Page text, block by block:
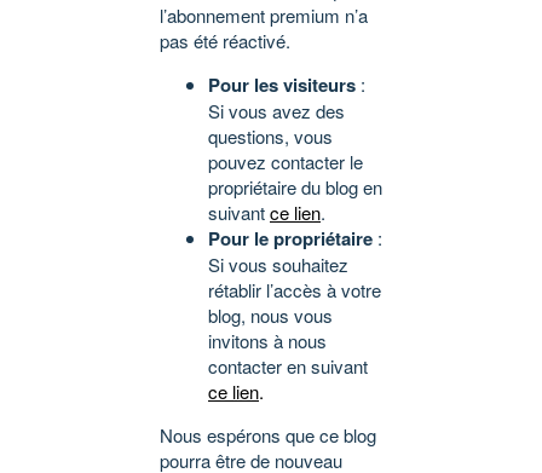
l’abonnement premium n’a
pas été réactivé.
Pour les visiteurs :
Si vous avez des
questions, vous
pouvez contacter le
propriétaire du blog en
suivantce lien.
Pour le propriétaire :
Si vous souhaitez
rétablir l’accès à votre
blog, nous vous
invitons à nous
contacter en suivant
ce lien.
Nous espérons que ce blog
pourra être de nouveau